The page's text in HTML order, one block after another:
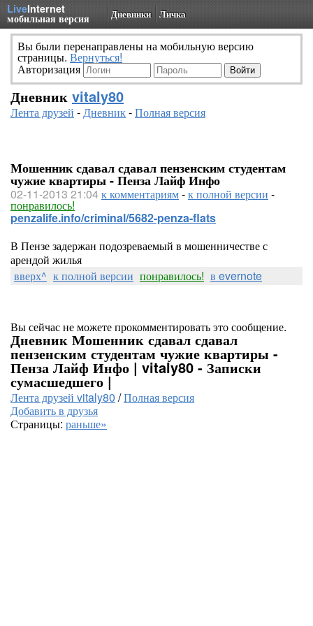
LiveInternet
мобильная версия Дневники Личка
Вы были перенаправлены на мобильную версию
страницы. Вернуться!
Авторизация
Дневник vitaly80
Лента друзей -Дневник-Полная версия
Мошенник сдавал сдавал пензенским студентам
чужие квартиры - Пенза Лайф Инфо
02-11-2013 21:04к комментариям-к полной версии -
понравилось!
penzalife.info/criminal/5682-penza-flats
В Пензе задержан подозреваемый в мошенничестве с
арендой жилья
вверх^ к полной версии понравилось! в evernote
Вы сейчас не можете прокомментировать это сообщение.
Дневник Мошенник сдавал сдавал
пензенским студентам чужие квартиры -
Пенза Лайф Инфо | vitaly80 - Записки
сумасшедшего |
Лента друзей vitaly80 /Полная версия
Добавить в друзья
Страницы: раньше»